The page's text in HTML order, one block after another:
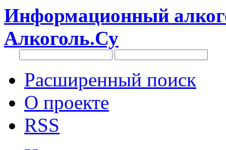
Информационный
Алкоголь.Су
Расширенный поиск
О проекте
RSS